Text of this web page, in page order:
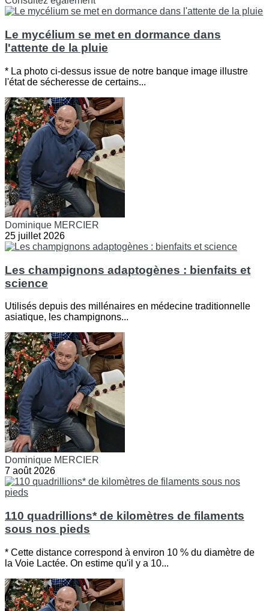
Le mycélium se met en dormance dans
l'attente de la pluie
* La photo ci-dessus issue de notre banque image illustre
l'état de sécheresse de certains...
Dominique MERCIER
25 juillet 2026
Les champignons adaptogènes : bienfaits et
science
Utilisés depuis des millénaires en médecine traditionnelle
asiatique, les champignons...
Dominique MERCIER
7 août 2026
110 quadrillions* de kilomètres de filaments
sous nos pieds
* Cette distance correspond à environ 10 % du diamètre de
la Voie Lactée. On estime qu'il y a 10...